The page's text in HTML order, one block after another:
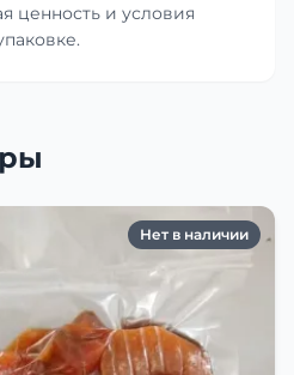
ценность и условия
Нет в наличии